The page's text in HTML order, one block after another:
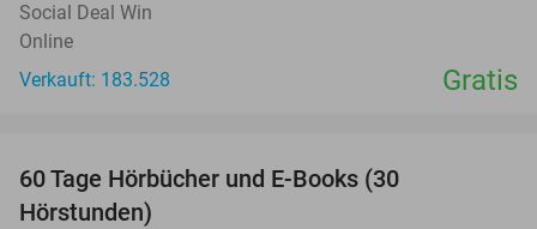
Social Deal Win
Online
Verkauft: 183.528
Gratis
60 Tage Hörbücher und E-Books (30
Hörstunden)